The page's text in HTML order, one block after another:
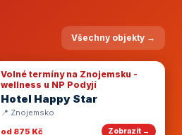
Všechny objekty →
Volné termíny na Znojemsku -
wellness u NP Podyjí
Hotel Happy Star
📍 Znojemsko
od 875 Kč
Zobrazit →